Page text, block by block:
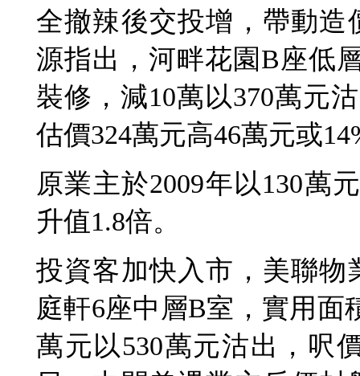
全撤辣後交投增，帶動
源指出，河畔花園B座低
裝修，減10萬以370萬元
估價324萬元高46萬元或
原業主於2009年以130萬
升值1.8倍。
投資客加快入市，美聯
庭軒6座中層B室，實用面
萬元以530萬元沽出，呎